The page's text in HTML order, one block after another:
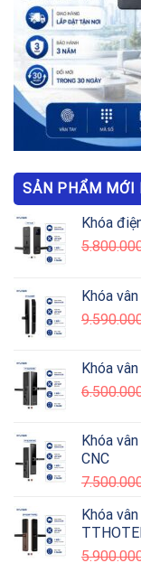
SẢN PHẨM MỚI
Khóa
Khóa
Khóa
Khóa
CNC
Khóa